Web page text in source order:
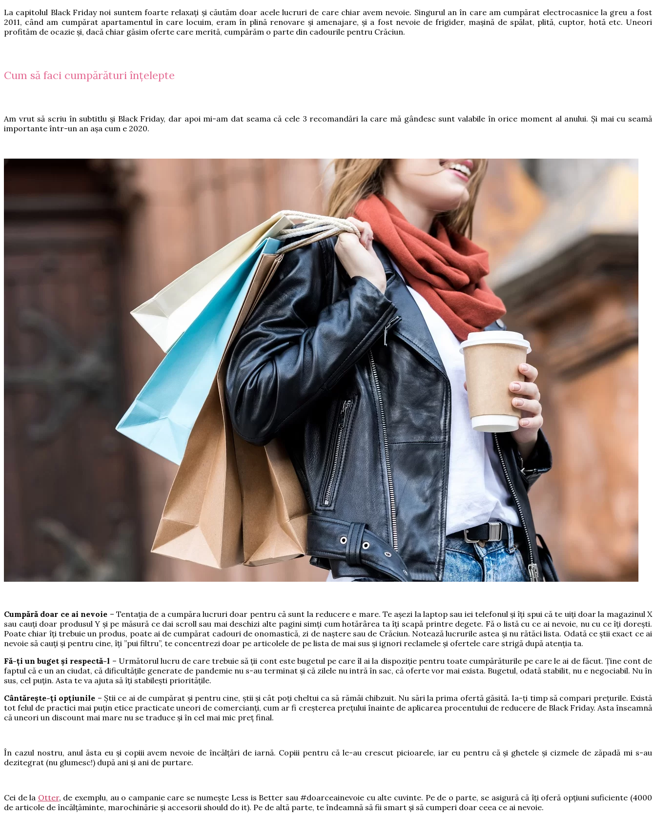
La capitolul Black Friday noi suntem foarte relaxați și căutăm doar acele lucruri de care chiar avem nevoie. Singurul an în care am cumpărat electrocasnice la greu a fost
2011, când am cumpărat apartamentul în care locuim, eram în plină renovare și amenajare, și a fost nevoie de frigider, mașină de spălat, plită, cuptor, hotă etc. Uneori
profităm de ocazie și, dacă chiar găsim oferte care merită, cumpărăm o parte din cadourile pentru Crăciun.
Cum să faci cumpărături înțelepte
Am vrut să scriu în subtitlu și Black Friday, dar apoi mi-am dat seama că cele 3 recomandări la care mă gândesc sunt valabile în orice moment al anului. Și mai cu seamă
importante într-un an așa cum e 2020.
Cumpără doar ce ai nevoie – Tentația de a cumpăra lucruri doar pentru că sunt la reducere e mare. Te așezi la laptop sau iei telefonul și îți spui că te uiți doar la magazinul X
sau cauți doar produsul Y și pe măsură ce dai scroll sau mai deschizi alte pagini simți cum hotărârea ta îți scapă printre degete. Fă o listă cu ce ai nevoie, nu cu ce îți dorești.
Poate chiar îți trebuie un produs, poate ai de cumpărat cadouri de onomastică, zi de naștere sau de Crăciun. Notează lucrurile astea și nu rătăci lista. Odată ce știi exact ce ai
nevoie să cauți și pentru cine, îți ”pui filtru”, te concentrezi doar pe articolele de pe lista de mai sus și ignori reclamele și ofertele care strigă după atenția ta.
Fă-ți un buget și respectă-l – Următorul lucru de care trebuie să ții cont este bugetul pe care îl ai la dispoziție pentru toate cumpărăturile pe care le ai de făcut. Ține cont de
faptul că e un an ciudat, că dificultățile generate de pandemie nu s-au terminat și că zilele nu intră în sac, că oferte vor mai exista. Bugetul, odată stabilit, nu e negociabil. Nu în
sus, cel puțin. Asta te va ajuta să îți stabilești prioritățile.
Cântărește-ți opțiunile – Știi ce ai de cumpărat și pentru cine, știi și cât poți cheltui ca să rămâi chibzuit. Nu sări la prima ofertă găsită. Ia-ți timp să compari prețurile. Există
tot felul de practici mai puțin etice practicate uneori de comercianți, cum ar fi creșterea prețului înainte de aplicarea procentului de reducere de Black Friday. Asta înseamnă
că uneori un discount mai mare nu se traduce și în cel mai mic preț final.
În cazul nostru, anul ăsta eu și copiii avem nevoie de încălțări de iarnă. Copiii pentru că le-au crescut picioarele, iar eu pentru că și ghetele și cizmele de zăpadă mi s-au
dezitegrat (nu glumesc!) după ani și ani de purtare.
Cei de la Otter, de exemplu, au o campanie care se numește Less is Better sau #doarceainevoie cu alte cuvinte. Pe de o parte, se asigură că îți oferă opțiuni suficiente (4000
de articole de încălțăminte, marochinărie și accesorii should do it). Pe de altă parte, te îndeamnă să fii smart și să cumperi doar ceea ce ai nevoie.